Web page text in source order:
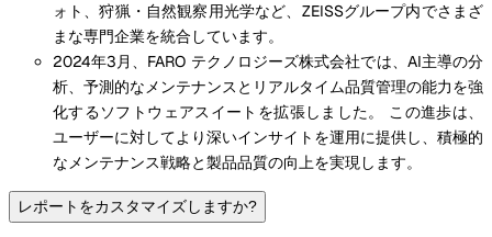
ォト、狩猟・自然観察用光学など、ZEISSグループ内でさまざ
まな専門企業を統合しています。
2024年3月、FARO テクノロジーズ株式会社では、AI主導の分
析、予測的なメンテナンスとリアルタイム品質管理の能力を強
化するソフトウェアスイートを拡張しました。 この進歩は、
ユーザーに対してより深いインサイトを運用に提供し、積極的
なメンテナンス戦略と製品品質の向上を実現します。
レポートをカスタマイズしますか?